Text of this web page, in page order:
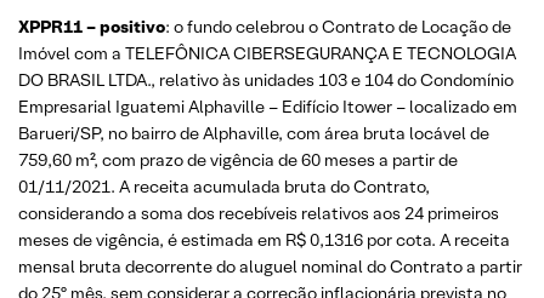
XPPR11 – positivo: o fundo celebrou o Contrato de Locação de
Imóvel com a TELEFÔNICA CIBERSEGURANÇA E TECNOLOGIA
DO BRASIL LTDA., relativo às unidades 103 e 104 do Condomínio
Empresarial Iguatemi Alphaville – Edifício Itower – localizado em
Barueri/SP, no bairro de Alphaville, com área bruta locável de
759,60 m², com prazo de vigência de 60 meses a partir de
01/11/2021. A receita acumulada bruta do Contrato,
considerando a soma dos recebíveis relativos aos 24 primeiros
meses de vigência, é estimada em R$ 0,1316 por cota. A receita
mensal bruta decorrente do aluguel nominal do Contrato a partir
do 25º mês, sem considerar a correção inflacionária prevista no